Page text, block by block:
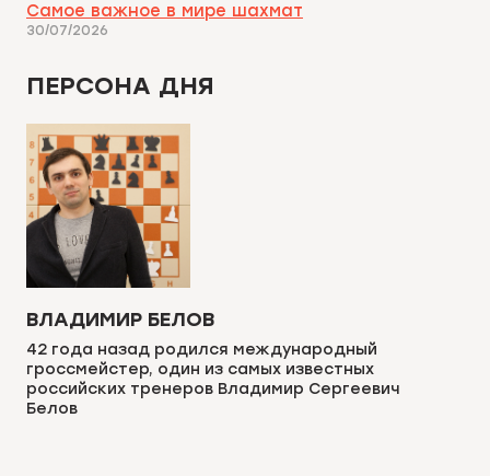
Самое важное в мире шахмат
30/07/2026
ПЕРСОНА ДНЯ
ВЛАДИМИР БЕЛОВ
42 года назад родился международный
гроссмейстер, один из самых известных
российских тренеров Владимир Сергеевич
Белов